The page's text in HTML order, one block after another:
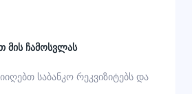
მის ჩამოსვლას
საბანკო რეკვიზიტებს და